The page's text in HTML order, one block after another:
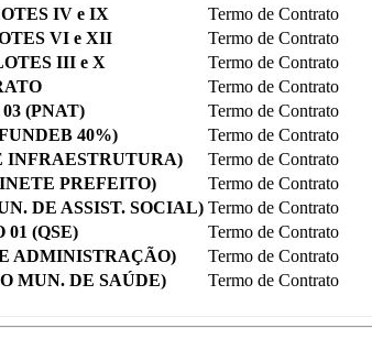
IV e IX
Termo de Contrato
VI e XII
Termo de Contrato
III e X
Termo de Contrato
Termo de Contrato
(PNAT)
Termo de Contrato
40%)
Termo de Contrato
INFRAESTRUTURA)
Termo de Contrato
PREFEITO)
Termo de Contrato
DE ASSIST. SOCIAL) Termo de Contrato
01 (QSE)
Termo de Contrato
ADMINISTRAÇÃO)
Termo de Contrato
MUN. DE SAÚDE)
Termo de Contrato